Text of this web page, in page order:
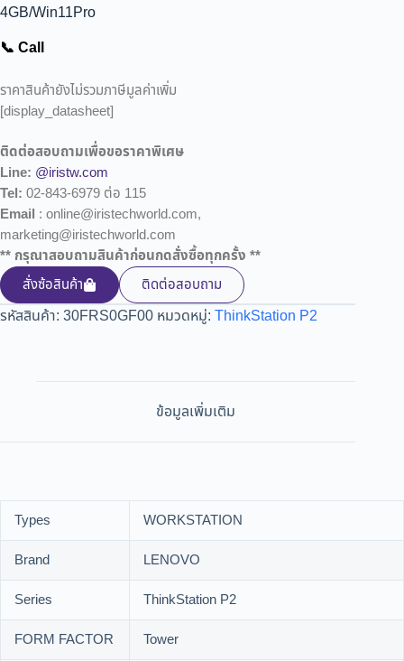
4GB/Win11Pro
📞 Call
ราคาสินค้ายังไม่รวมภาษีมูลค่าเพิ่ม
[display_datasheet]
ติดต่อสอบถามเพื่อขอราคาพิเศษ
Line: @iristw.com
Tel: 02-843-6979 ต่อ 115
Email : online@iristechworld.com,
marketing@iristechworld.com
** กรุณาสอบถามสินค้าก่อนกดสั่งซื้อทุกครั้ง **
สั่งซ้อสินค้า
ติดต่อสอบถาม
รหัสสินค้า: 30FRS0GF00 หมวดหมู่: ThinkStation P2
ข้อมูลเพิ่มเติม
Types
WORKSTATION
Brand
LENOVO
Series
ThinkStation P2
FORM FACTOR
Tower